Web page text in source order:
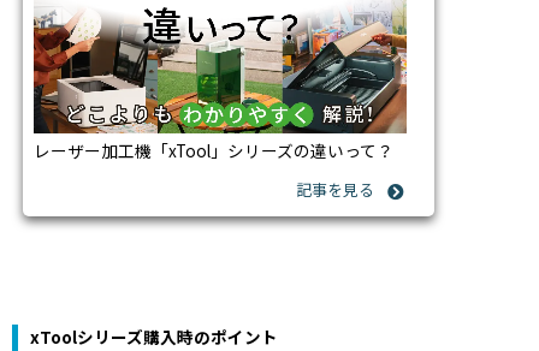
レーザー加工機「xTool」シリーズの違いって？
xToolシリーズ購入時のポイント